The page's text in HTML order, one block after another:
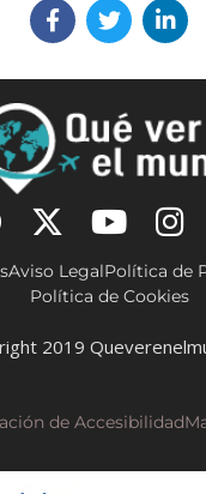
Aviso LegalPolítica de
Política de Cookies
2019
de Accesibilidad